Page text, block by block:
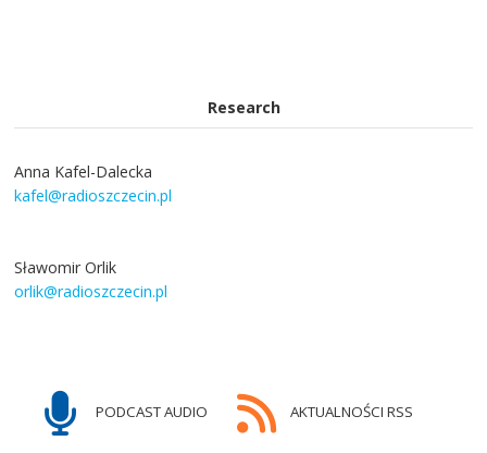
Research
Anna Kafel-Dalecka
kafel@radioszczecin.pl
Sławomir Orlik
orlik@radioszczecin.pl
PODCAST AUDIO AKTUALNOŚCI RSS